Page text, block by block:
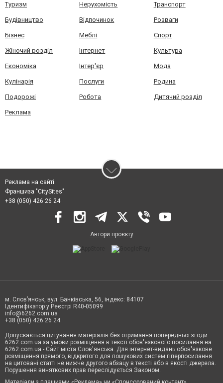
Туризм Нерухомість Транспорт
Будівництво Відпочинок Розваги
Бізнес Меблі Спорт
Жіночий розділ Інтернет Культура
Економіка Інтер'єр Мода
Кулінарія Послуги Родина
Подорожі Робота Дитячий розділ
Реклама
Реклама на сайті
Франшиза "CitySites"
+38 (050) 426 26 24
Автори проєкту
м. Слов’янськ, вул. Банківська, 56, індекс: 84107
Ідентифікатор у Реєстрі R40-05099
info@6262.com.ua
+38 (050) 426 26 24
Допускається цитування матеріалів без отримання попередньої згоди
6262.com.ua за умови розміщення в тексті обов'язкового посилання на
6262.com.ua - Сайт міста Слов'янська. Для інтернет-видань обов'язкове
розміщення прямого, відкритого для пошукових систем гіперпосилання
на цитовані статті не нижче другого абзацу в тексті або в якості джерела.
Порушення виняткових прав переслідується Законом.